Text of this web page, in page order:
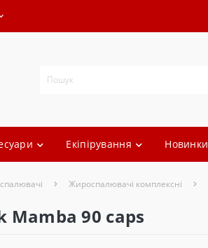
Екіпірування Новинки
Жироспалювачі комплексні
Mamba 90 caps